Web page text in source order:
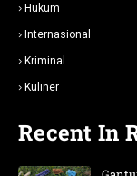
Hukum
Internasional
Kriminal
Kuliner
Recent In